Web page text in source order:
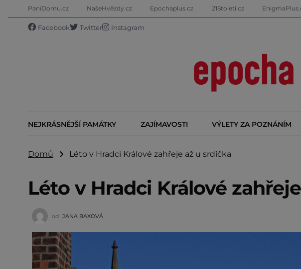
PaníDomu.cz NašeHvězdy.cz Epochaplus.cz 21Stoleti.cz
Facebook Twitter Instagram
NEJKRÁSNĚJŠÍ PAMÁTKY ZAJÍMAVOSTI VÝLETY ZA POZNÁNÍM
Domů Léto v Hradci Králové zahřeje až u srdíčka
Léto v Hradci Králové
od JANA BAXOVÁ